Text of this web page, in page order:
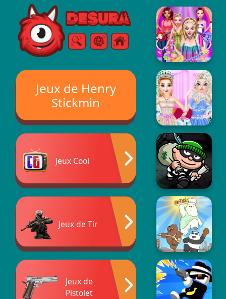
Free Online Games
ChercherMenu
Jeux de Henry
Stickmin
Jeux Cool
Jeux de Tir
Jeux de
Pistolet